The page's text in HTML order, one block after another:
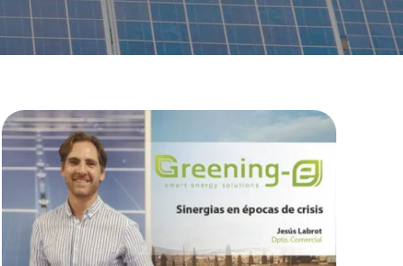
Sinergias en épocas
de crisis